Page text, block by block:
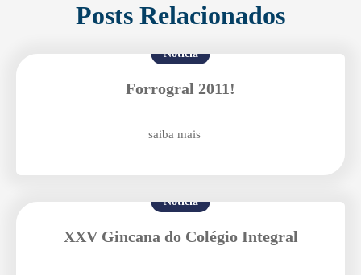
Posts Relacionados
Notícia
Forrogral 2011!
saiba mais
Notícia
XXV Gincana do Colégio Integral
Agende uma visita